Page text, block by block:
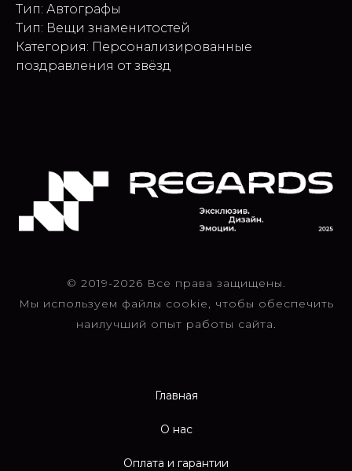
Тип: Автографы
Тип: Вещи знаменитостей
Категория: Персонализированные
поздравления от звёзд
© 2019-2026 Все права защищены.
Мы используем файлы cookie, чтобы обеспечить
наилучший опыт работы сайта.
Главная
О нас
Оплата и гарантии